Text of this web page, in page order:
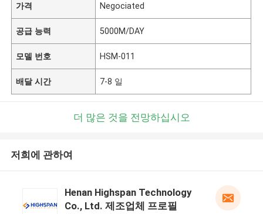
가격 Negociated
공급 능력 5000M/DAY
모델 번호 HSM-011
배달 시간 7-8 일
더 많은 것을 전망하십시오
저희에 관하여
Henan Highspan Technology
Co., Ltd. 제조업체 프로필